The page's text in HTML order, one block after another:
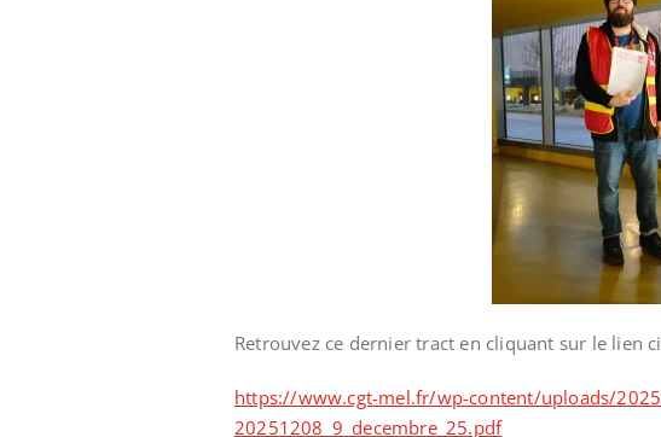
Retrouvez ce dernier tract en cliquant sur le lien
https://www.cgt-mel.fr/wp-content/uploads/
20251208_9_decembre_25.pdf